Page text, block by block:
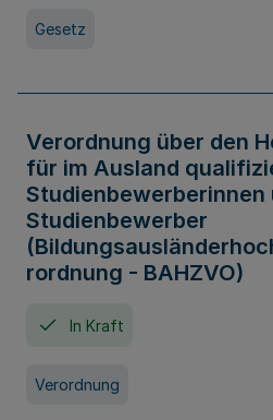
Gesetz
Verordnung über den
für im Ausland
Studienbewerberinnen
Studienbewerber
rordnung - BAHZVO)
In Kraft
Verordnung